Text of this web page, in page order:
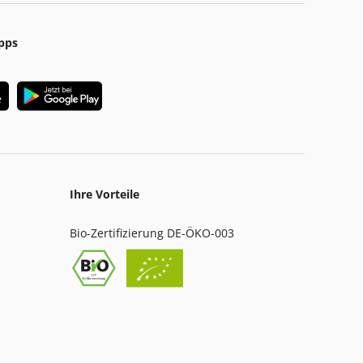
Ihre Vorteile
Bio-Zertifizierung DE-ÖKO-003